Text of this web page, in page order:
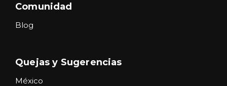
Comunidad
Blog
Quejas y Sugerencias
México